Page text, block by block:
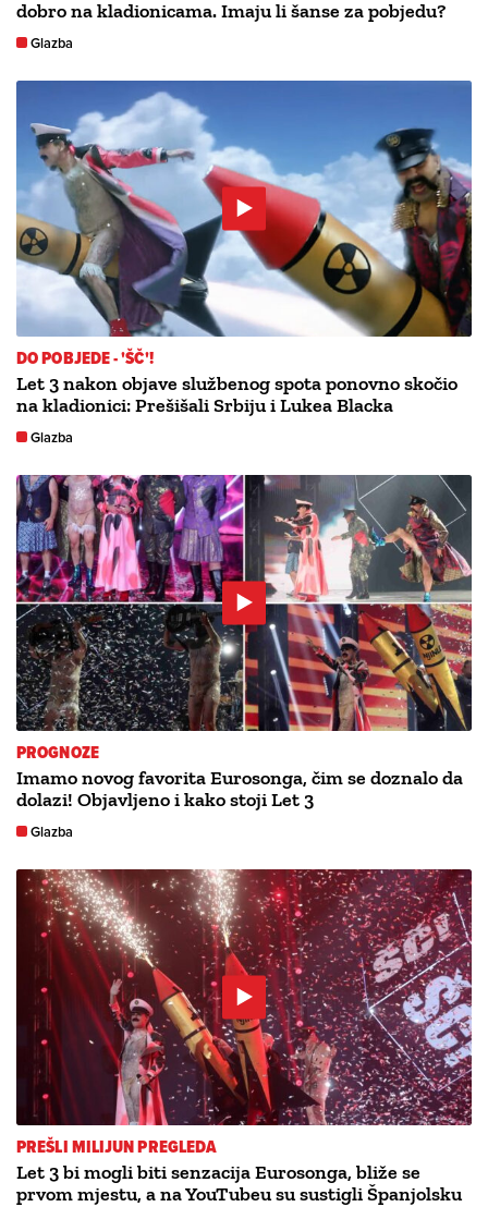
dobro na kladionicama. Imaju li šanse za pobjedu?
Glazba
DO POBJEDE - 'ŠČ'!
Let 3 nakon objave službenog spota ponovno skočio
na kladionici: Prešišali Srbiju i Lukea Blacka
Glazba
PROGNOZE
Imamo novog favorita Eurosonga, čim se doznalo da
dolazi! Objavljeno i kako stoji Let 3
Glazba
PREŠLI MILIJUN PREGLEDA
Let 3 bi mogli biti senzacija Eurosonga, bliže se
prvom mjestu, a na YouTubeu su sustigli Španjolsku